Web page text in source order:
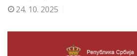
24. 10. 2025